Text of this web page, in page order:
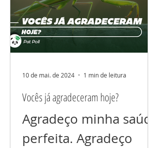
Vocês já agradeceram hoje?
Agradeço minha saúde
perfeita. Agradeço
10 de mai. de 2024 1 min de leitura